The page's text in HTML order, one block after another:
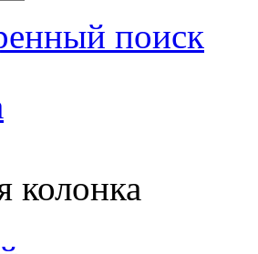
поиск
колонка